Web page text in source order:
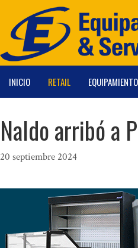
INICIO RETAIL
Naldo arribó a
20 septiembre 2024